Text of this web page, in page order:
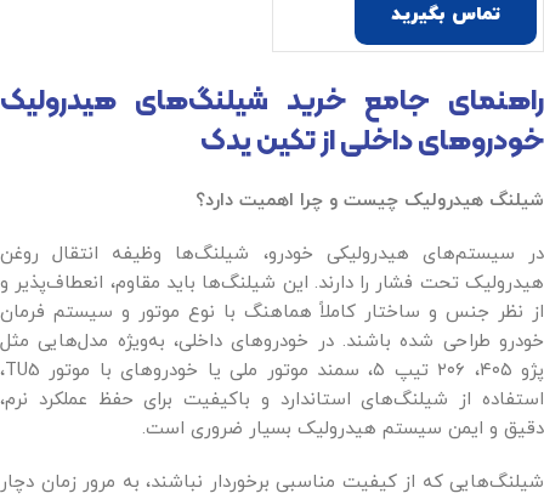
تماس بگیرید
راهنمای جامع خرید شیلنگ‌های هیدرولیک
خودروهای داخلی از تکین یدک
شیلنگ هیدرولیک چیست و چرا اهمیت دارد؟
در سیستم‌های هیدرولیکی خودرو، شیلنگ‌ها وظیفه انتقال روغن
هیدرولیک تحت فشار را دارند. این شیلنگ‌ها باید مقاوم، انعطاف‌پذیر و
از نظر جنس و ساختار کاملاً هماهنگ با نوع موتور و سیستم فرمان
خودرو طراحی شده باشند. در خودروهای داخلی، به‌ویژه مدل‌هایی مثل
پژو ۴۰۵، ۲۰۶ تیپ ۵، سمند موتور ملی یا خودروهای با موتور TU5،
استفاده از شیلنگ‌های استاندارد و باکیفیت برای حفظ عملکرد نرم،
دقیق و ایمن سیستم هیدرولیک بسیار ضروری است.
شیلنگ‌هایی که از کیفیت مناسبی برخوردار نباشند، به مرور زمان دچار